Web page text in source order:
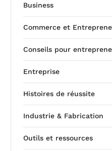
Business
Commerce et
Conseils pour
Entreprise
Histoires de réussite
Industrie & Fabrication
Outils et ressources